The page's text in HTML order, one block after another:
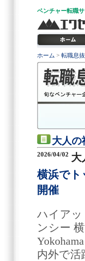
ベンチャー転職
ホーム > 転職息
大人の
2026/04/02 大
横浜で
開催
ハイア
ンシー
内外で